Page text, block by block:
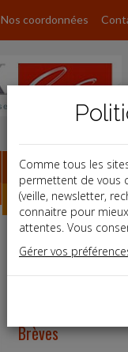
Nos coordonnées
Newsletter
Newsletter du
Brèves
Comme tous les
permettent de vous
(veille, newsletter,
connaitre pour
attentes. Vous
Gérer vos